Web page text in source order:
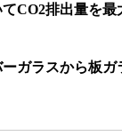
CO2排出量を
ガラスから板